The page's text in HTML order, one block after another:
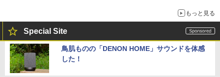
もっと見る
Special Site
鳥肌ものの「DENON HOME」サウンドを体感
した！